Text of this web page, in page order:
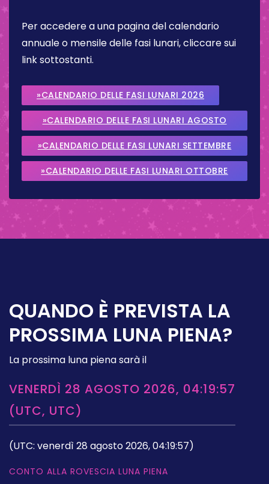
Per accedere a una pagina del calendario
annuale o mensile delle fasi lunari, cliccare sui
link sottostanti.
»CALENDARIO DELLE FASI LUNARI 2026
»CALENDARIO DELLE FASI LUNARI AGOSTO
2026
»CALENDARIO DELLE FASI LUNARI SETTEMBRE
2026
»CALENDARIO DELLE FASI LUNARI OTTOBRE
QUANDO È PREVISTA LA
PROSSIMA LUNA PIENA?
La prossima luna piena sarà il
VENERDÌ 28 AGOSTO 2026, 04:19:57
(UTC, UTC)
(UTC: venerdì 28 agosto 2026, 04:19:57)
CONTO ALLA ROVESCIA LUNA PIENA